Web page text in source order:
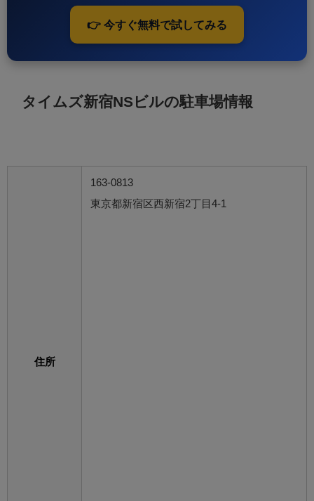
👉 今すぐ無料で試してみる
タイムズ新宿NSビルの駐車場情報
住所
163-0813
東京都新宿区西新宿2丁目4-1